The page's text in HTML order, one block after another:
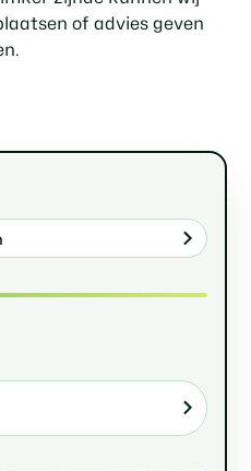
of advies geven